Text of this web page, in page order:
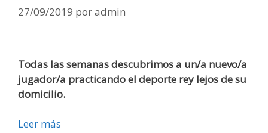
27/09/2019 poradmin
Todas las semanas descubrimos a un/a nuevo/a
jugador/a practicando el deporte rey lejos de su
domicilio.
Leer más